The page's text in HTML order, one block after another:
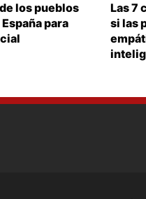
los pueblos
para
Las 7
si las